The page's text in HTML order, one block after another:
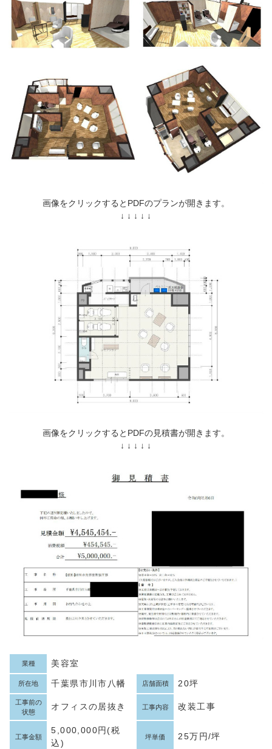
画像をクリックするとPDFのプランが開きます。
↓ ↓ ↓ ↓ ↓
画像をクリックするとPDFの見積書が開きます。
↓ ↓ ↓ ↓ ↓
業種 美容室
所在地 千葉県市川市八幡 店舗面積 20坪
工事前の
状態
オフィスの居抜き 工事内容 改装工事
工事金額
5,000,000円(税
込)
坪単価 25万円/坪